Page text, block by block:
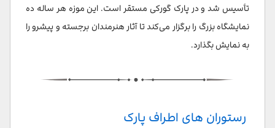
تأسیس شد و در پارک گورکی مستقر است. این موزه هر ساله ده
نمایشگاه بزرگ را برگزار می‌کند تا آثار هنرمندان برجسته و پیشرو را
به نمایش بگذارد.
رستوران های اطراف پارک